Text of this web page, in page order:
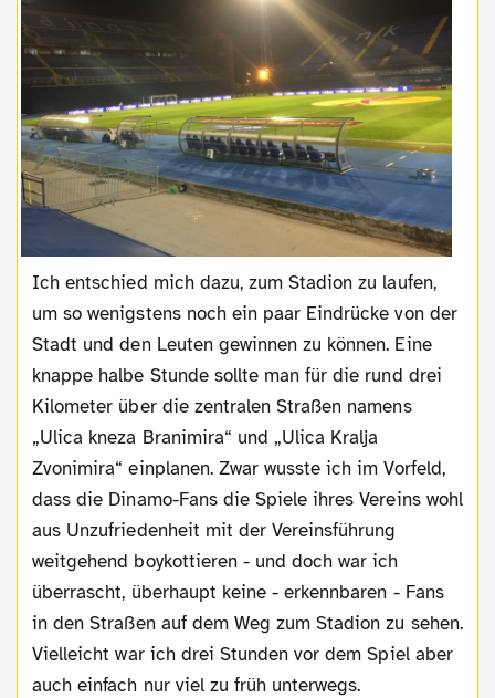
Ich entschied mich dazu, zum Stadion zu laufen,
um so wenigstens noch ein paar Eindrücke von der
Stadt und den Leuten gewinnen zu können. Eine
knappe halbe Stunde sollte man für die rund drei
Kilometer über die zentralen Straßen namens
„Ulica kneza Branimira“ und „Ulica Kralja
Zvonimira“ einplanen. Zwar wusste ich im Vorfeld,
dass die Dinamo-Fans die Spiele ihres Vereins wohl
aus Unzufriedenheit mit der Vereinsführung
weitgehend boykottieren - und doch war ich
überrascht, überhaupt keine - erkennbaren - Fans
in den Straßen auf dem Weg zum Stadion zu sehen.
Vielleicht war ich drei Stunden vor dem Spiel aber
auch einfach nur viel zu früh unterwegs.